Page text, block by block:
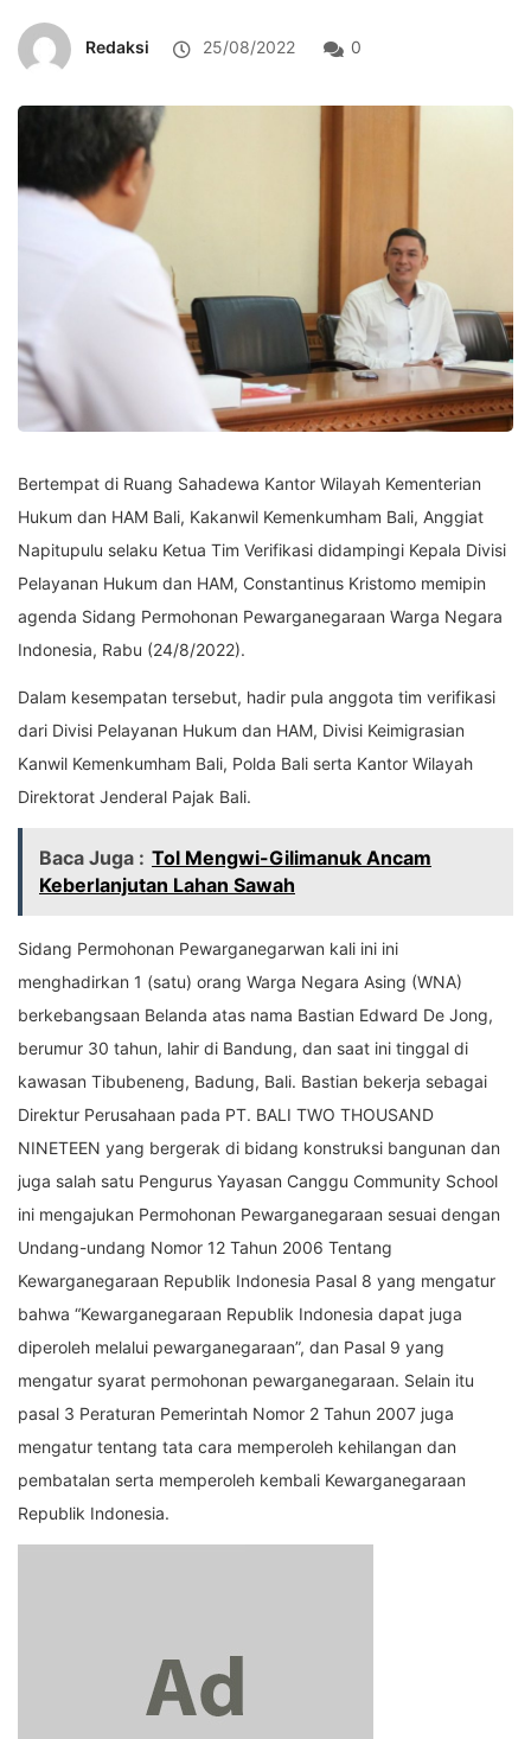
Redaksi 25/08/2022 0
Bertempat di Ruang Sahadewa Kantor Wilayah Kementerian
Hukum dan HAM Bali, Kakanwil Kemenkumham Bali, Anggiat
Napitupulu selaku Ketua Tim Verifikasi didampingi Kepala Divisi
Pelayanan Hukum dan HAM, Constantinus Kristomo memipin
agenda Sidang Permohonan Pewarganegaraan Warga Negara
Indonesia, Rabu (24/8/2022).
Dalam kesempatan tersebut, hadir pula anggota tim verifikasi
dari Divisi Pelayanan Hukum dan HAM, Divisi Keimigrasian
Kanwil Kemenkumham Bali, Polda Bali serta Kantor Wilayah
Direktorat Jenderal Pajak Bali.
Baca Juga : Tol Mengwi-Gilimanuk Ancam
Keberlanjutan Lahan Sawah
Sidang Permohonan Pewarganegarwan kali ini ini
menghadirkan 1 (satu) orang Warga Negara Asing (WNA)
berkebangsaan Belanda atas nama Bastian Edward De Jong,
berumur 30 tahun, lahir di Bandung, dan saat ini tinggal di
kawasan Tibubeneng, Badung, Bali. Bastian bekerja sebagai
Direktur Perusahaan pada PT. BALI TWO THOUSAND
NINETEEN yang bergerak di bidang konstruksi bangunan dan
juga salah satu Pengurus Yayasan Canggu Community School
ini mengajukan Permohonan Pewarganegaraan sesuai dengan
Undang-undang Nomor 12 Tahun 2006 Tentang
Kewarganegaraan Republik Indonesia Pasal 8 yang mengatur
bahwa “Kewarganegaraan Republik Indonesia dapat juga
diperoleh melalui pewarganegaraan”, dan Pasal 9 yang
mengatur syarat permohonan pewarganegaraan. Selain itu
pasal 3 Peraturan Pemerintah Nomor 2 Tahun 2007 juga
mengatur tentang tata cara memperoleh kehilangan dan
pembatalan serta memperoleh kembali Kewarganegaraan
Republik Indonesia.